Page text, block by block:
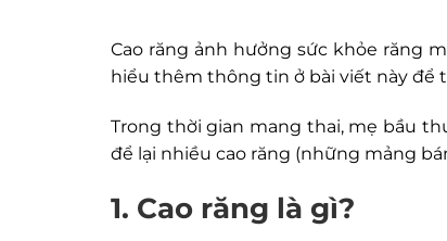
Cao răng ảnh hưởng sức khỏe răng
hiểu thêm thông tin ở bài viết này để
Trong thời gian mang thai, mẹ bầu
để lại nhiều cao răng (những mảng
1. Cao răng là gì?